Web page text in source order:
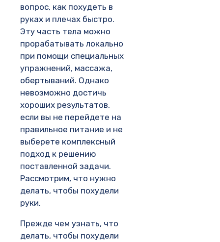
вопрос, как похудеть в
руках и плечах быстро.
Эту часть тела можно
прорабатывать локально
при помощи специальных
упражнений, массажа,
обертываний. Однако
невозможно достичь
хороших результатов,
если вы не перейдете на
правильное питание и не
выберете комплексный
подход к решению
поставленной задачи.
Рассмотрим, что нужно
делать, чтобы похудели
руки.
Прежде чем узнать, что
делать, чтобы похудели